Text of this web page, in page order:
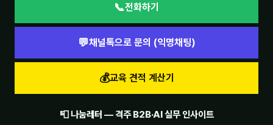
📞전화하기
💬채널톡으로 문의 (익명채팅)
💰교육 견적 계산기
📮 나눔레터 — 격주 B2B·AI 실무 인사이트